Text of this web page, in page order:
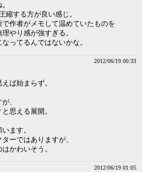
縮する方が良い感じ。
作者がメモして温めていたものを
やり感が強すぎる。
ってるんではないかな。
2012/06/19 00:33
ば始まらず。
、
思える展開。
ます。
ーではありますが、
かわいそう。
2012/06/19 01:05